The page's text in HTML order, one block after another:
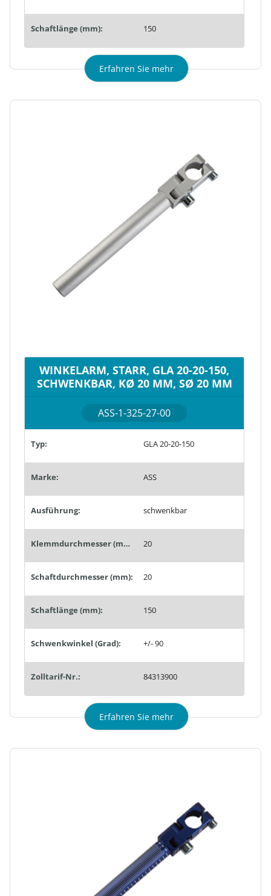
Schaftlänge (mm): 150
Erfahren Sie mehr
WINKELARM, STARR, GLA 20-20-150,
SCHWENKBAR, KØ 20 MM, SØ 20 MM
ASS-1-325-27-00
Typ: GLA 20-20-150
Marke: ASS
Ausführung: schwenkbar
Klemmdurchmesser (mm): 20
Schaftdurchmesser (mm): 20
Schaftlänge (mm): 150
Schwenkwinkel (Grad): +/- 90
Zolltarif-Nr.: 84313900
Erfahren Sie mehr